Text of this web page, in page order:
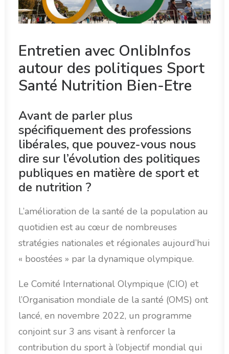
Entretien avec OnlibInfos
autour des politiques Sport
Santé Nutrition Bien-Etre
Avant de parler plus
spécifiquement des professions
libérales, que pouvez-vous nous
dire sur l’évolution des politiques
publiques en matière de sport et
de nutrition ?
L’amélioration de la santé de la population au
quotidien est au cœur de nombreuses
stratégies nationales et régionales aujourd’hui
« boostées » par la dynamique olympique.
Le Comité International Olympique (CIO) et
l’Organisation mondiale de la santé (OMS) ont
lancé, en novembre 2022, un programme
conjoint sur 3 ans visant à renforcer la
contribution du sport à l’objectif mondial qui